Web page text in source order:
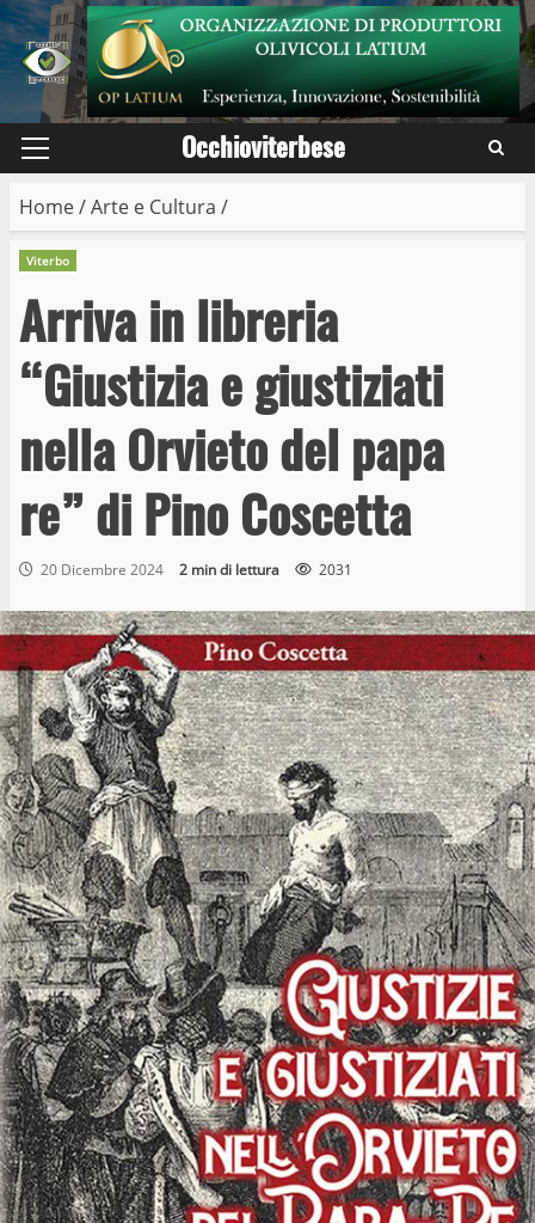
Skip
to
content
Primary
Occhioviterbese
Home/Arte e Cultura /
Viterbo
Arriva in libreria
“Giustizia e giustiziati
nella Orvieto del papa
re” di Pino Coscetta
20 Dicembre 2024 2 min di lettura 2031